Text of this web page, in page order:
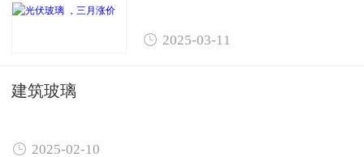
 2025-03-11
建筑玻璃
 2025-02-10